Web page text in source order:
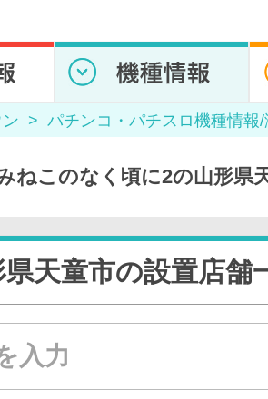
パチンコ・パチスロ機種情報
ねこのなく頃に2の山形県
県天童市の設置店舗